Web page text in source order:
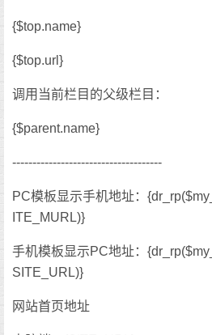
{$top.name}
{$top.url}
调用当前栏目的父级栏目：
{$parent.name}
-------------------------------------
PC模板显示手机地址：
ITE_MURL)}
手机模板显示PC地址：
SITE_URL)}
网站首页地址